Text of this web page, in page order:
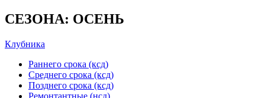
СЕЗОНА: ОСЕНЬ
Клубника
Раннего срока (ксд)
Среднего срока (ксд)
Позднего срока (ксд)
Ремонтантные (нсд)